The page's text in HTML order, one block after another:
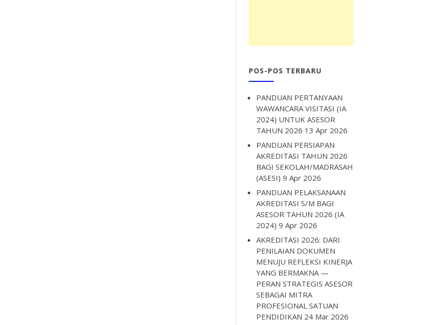
POS-POS TERBARU
PANDUAN PERTANYAAN
WAWANCARA VISITASI (IA
2024) UNTUK ASESOR
TAHUN 2026 13 Apr 2026
PANDUAN PERSIAPAN
AKREDITASI TAHUN 2026
BAGI SEKOLAH/MADRASAH
(ASESI) 9 Apr 2026
PANDUAN PELAKSANAAN
AKREDITASI S/M BAGI
ASESOR TAHUN 2026 (IA
2024) 9 Apr 2026
AKREDITASI 2026: DARI
PENILAIAN DOKUMEN
MENUJU REFLEKSI KINERJA
YANG BERMAKNA —
PERAN STRATEGIS ASESOR
SEBAGAI MITRA
PROFESIONAL SATUAN
PENDIDIKAN 24 Mar 2026